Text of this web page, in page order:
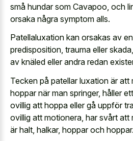
små hundar som Cavapoo, och
orsaka några symptom alls.
Patellaluxation kan orsakas av
predisposition, trauma eller
av knäled eller andra redan
Tecken på patellar luxation är att
hoppar när man springer, håller
ovillig att hoppa eller gå uppför
ovillig att motionera, har svårt att
är halt, halkar, hoppar och hoppar.